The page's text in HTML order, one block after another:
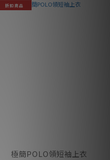
折扣商品
極簡POLO領短袖上衣